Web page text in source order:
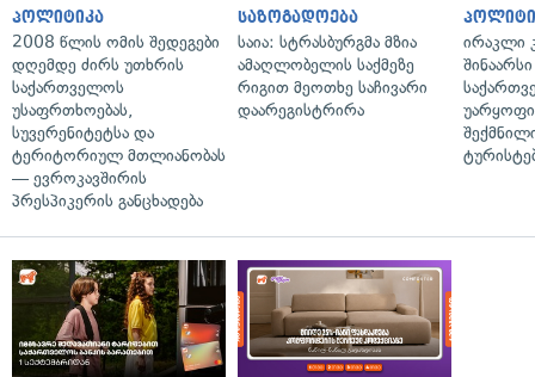
პოლიტიკა
2008 წლის ომის შედეგები
დღემდე ძირს უთხრის
საქართველოს
უსაფრთხოებას,
სუვერენიტეტსა და
ტერიტორიულ მთლიანობას
— ევროკავშირის
პრესპიკერის განცხადება
საზოგადოება
საია: სტრასბურგმა მზია
ამაღლობელის საქმეზე
რიგით მეოთხე საჩივარი
დაარეგისტრირა
ირაკლი